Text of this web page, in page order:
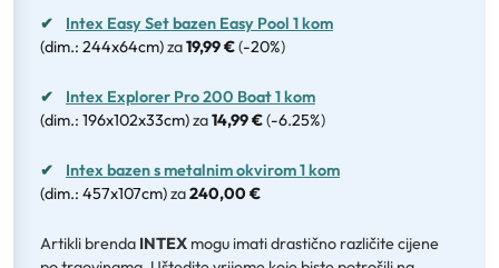
✔
Intex Easy Set bazen Easy Pool 1 kom
(dim.: 244x64cm)za19,99 €(-20%)
✔
Intex Explorer Pro 200 Boat 1 kom
(dim.: 196x102x33cm)za14,99 €(-6.25%)
✔
Intex bazen s metalnim okvirom 1 kom
(dim.: 457x107cm)za240,00 €
Artikli brenda INTEX mogu imati drastično različite cijene